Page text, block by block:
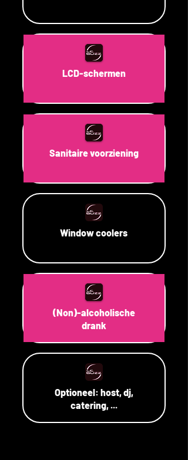
LCD-schermen
Sanitaire voorziening
Window coolers
(Non)-alcoholische
drank
Optioneel: host, dj,
catering, ...